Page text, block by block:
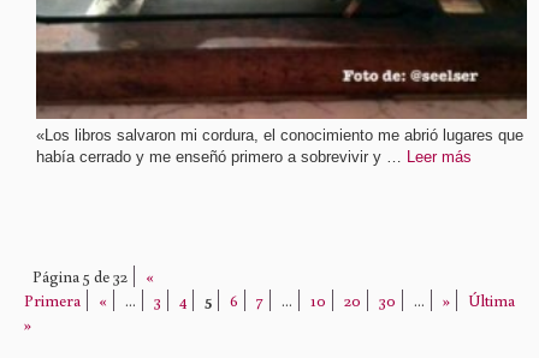
«Los libros salvaron mi cordura, el conocimiento me abrió lugares que
había cerrado y me enseñó primero a sobrevivir y … Leer más
Página 5 de 32
«
Primera
« ... 3 4 5 6 7 ... 10 20 30 ... »
Última
»